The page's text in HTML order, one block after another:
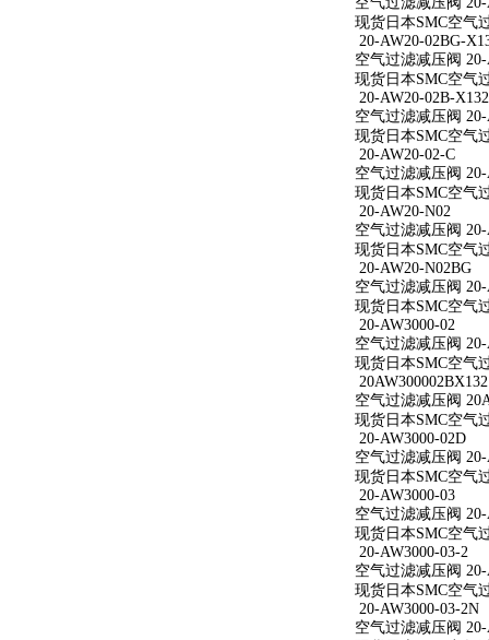
现货日本SMC空气
20-AW20-02BG-
空气过滤减压阀
现货日本SMC空气
20-AW20-02B-X132
空气过滤减压阀
现货日本SMC空气
20-AW20-02-C
空气过滤减压阀 20-
现货日本SMC空气
20-AW20-N02
空气过滤减压阀
现货日本SMC空气
20-AW20-N02BG
空气过滤减压阀
现货日本SMC空气
20-AW3000-02
空气过滤减压阀 20-
现货日本SMC空气
20AW300002BX132
空气过滤减压阀
现货日本SMC空气
20-AW3000-02D
空气过滤减压阀 20-
现货日本SMC空气
20-AW3000-03
空气过滤减压阀 20-
现货日本SMC空气
20-AW3000-03-2
空气过滤减压阀 20-
现货日本SMC空气
20-AW3000-03-2N
空气过滤减压阀